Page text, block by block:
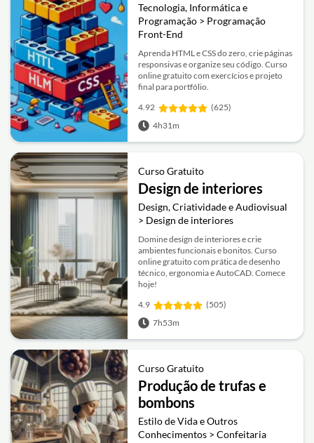
Tecnologia, Informática e
Programação > Programação
Front-End
Aprenda HTML e CSS do zero, crie páginas
responsivas e organize seu código. Curso
online gratuito com exercícios e projeto
final para portfólio.
4.92
(625)
4h31m
Curso Gratuito
Design de interiores
Design, Criatividade e Audiovisual
> Design de interiores
Domine design de interiores e crie
ambientes funcionais e bonitos. Curso
online gratuito com prática de desenho
técnico, ergonomia e AutoCAD. Comece
hoje!
4.9
(505)
7h53m
Curso Gratuito
Produção de trufas e
bombons
Estilo de Vida e Outros
Conhecimentos > Confeitaria